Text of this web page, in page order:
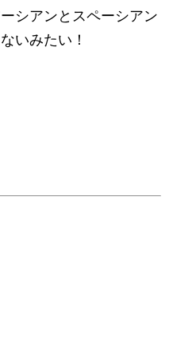
シアンとスペーシアン
いみたい！